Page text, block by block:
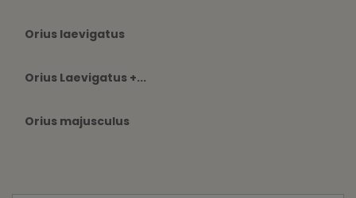
Orius laevigatus
Orius Laevigatus +...
Orius majusculus